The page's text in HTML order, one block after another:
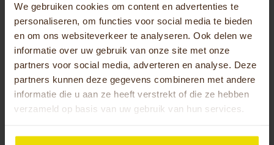
We gebruiken cookies om content en advertenties te
personaliseren, om functies voor social media te bieden
en om ons websiteverkeer te analyseren. Ook delen we
informatie over uw gebruik van onze site met onze
partners voor social media, adverteren en analyse. Deze
partners kunnen deze gegevens combineren met andere
informatie die u aan ze heeft verstrekt of die ze hebben
verzameld op basis van uw gebruik van hun services.
bij elektrische storingen, remproblemen of
onregelmatigheden in de trapondersteuning.
Deze complexe systemen vereisen specifieke
kennis en gereedschap die niet geschikt zijn voor
doe-het-zelfreparaties.
Plan jaarlijks een grote onderhoudsbeurt waarbij
de monteur alle elektrische verbindingen